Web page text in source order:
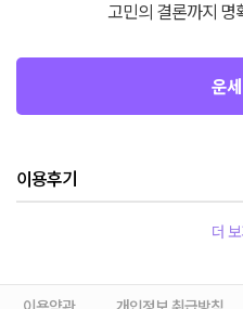
고민의 결론까지 명
운
이용후기
더